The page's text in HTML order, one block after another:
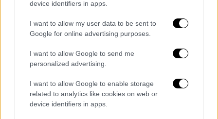
device identifiers in apps.
I want to allow my user data to be sent to
Google for online advertising purposes.
I want to allow Google to send me
personalized advertising.
I want to allow Google to enable storage
related to analytics like cookies on web or
device identifiers in apps.
Τα ποτάμια της Νότιας Αφρικής σε
κίνδυνο
Στην πατρίδα του Shelton, τα οικοσυστήματα
των ποταμών χρειάζονται επειγόντως
προστασία. Τα ψάρια του γλυκού νερού είναι
η πιο απειλούμενη ομάδα ειδών στη
Νότια
Αφρικήκαι οι υγρότοποι και τα ποτάμια